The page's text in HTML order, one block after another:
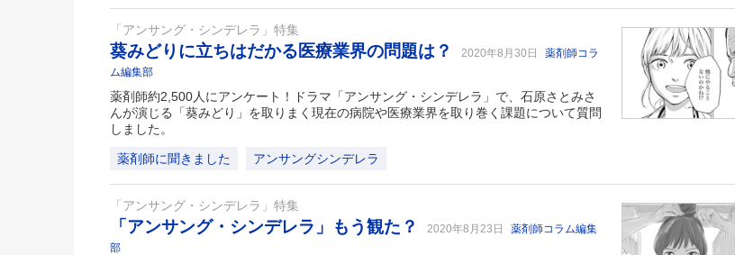
「アンサング・シンデレラ」特集
葵みどりに立ちはだかる医療業界の問題は？ 2020年8月30日
薬剤師コラ
ム編集部
薬剤師約2,500人にアンケート！ドラマ「アンサング・シンデレラ」で、石原さとみさ
んが演じる「葵みどり」を取りまく現在の病院や医療業界を取り巻く課題について質問
しました。
薬剤師に聞きました アンサングシンデレラ
「アンサング・シンデレラ」特集
「アンサング・シンデレラ」もう観た？ 2020年8月23日
薬剤師コラム編集
部